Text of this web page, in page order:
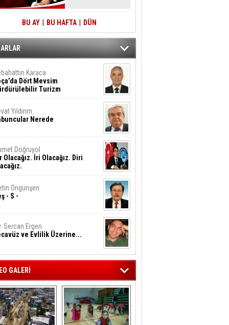
BU AY BU HAFTA DÜN
Karaca
Dört Mevsim
Turizm
Yıldırım
Nerede
Doğruyol
Olacağız. İri Olacağız. Diri
Öngünşen
- S -
Sercan Ergen
ve Evlilik Üzerine...
GALERİ